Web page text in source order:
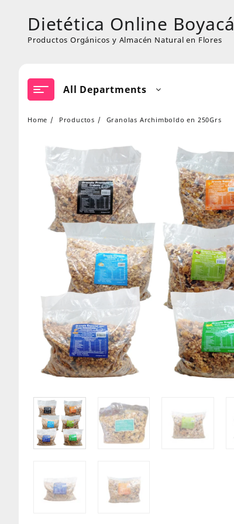
contentDietética Online Boyacá
Productos Orgánicos y Almacén Natural en Flores
All Departments
Home Productos Granolas Archimboldo en 250Grs